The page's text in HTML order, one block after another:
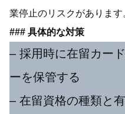
業停止のリスクがあります
### 具体的な対策
– 採用時に在留カー
ーを保管する
– 在留資格の種類と